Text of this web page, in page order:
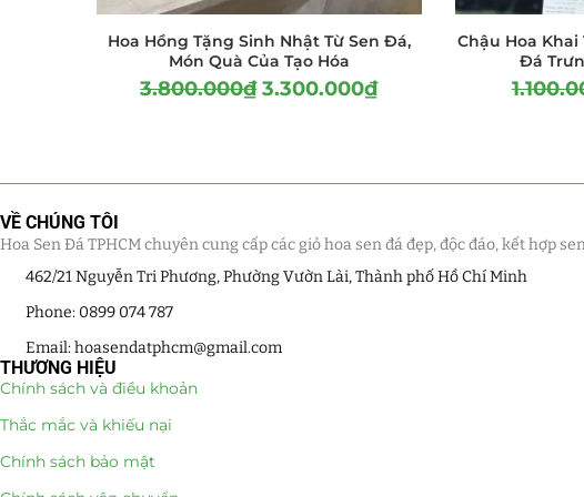
Hoa Hồng Tặng Sinh Nhật Từ Sen Đá,
Món Quà Của Tạo Hóa
3.800.000₫ 3.300.000₫
Chậu Hoa
Đá
VỀ CHÚNG TÔI
Hoa Sen Đá TPHCM chuyên cung cấp các giỏ hoa sen đá đẹp, độc đáo, kết hợp
462/21 Nguyễn Tri Phương, Phường Vườn Lài, Thành phố Hồ Chí Minh
Phone: 0899 074 787
Email: hoasendatphcm@gmail.com
THƯƠNG HIỆU
Chính sách và điều khoản
Thắc mắc và khiếu nại
Chính sách bảo mật